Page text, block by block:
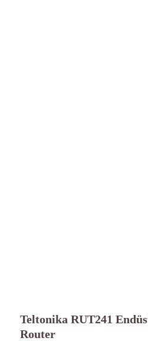
Teltonika RUT241
Router